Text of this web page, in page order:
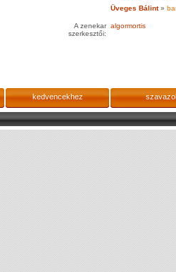
Üveges Bálint »
A zenekar
szerkesztői:
algormortis
kedvencekhez